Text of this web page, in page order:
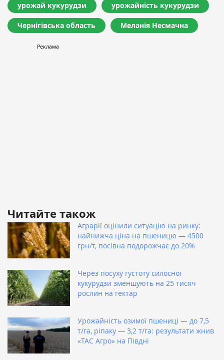
урожай кукурудзи урожайність кукурудзи
Чернігівська область Меланія Несмачна
Читайте також
Аграрії оцінили ситуацію на ринку:
найнижча ціна на пшеницю — 4500
грн/т, посівна подорожчає до 20%
Через посуху густоту силосної
кукурудзи зменшують на 25 тисяч
рослин на гектар
Урожайність озимої пшениці — до 7,5
т/га, ріпаку — 3,2 т/га: результати жнив
«ТАС Агро» на Півдні